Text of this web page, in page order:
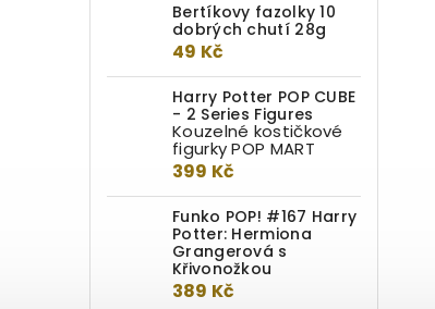
Bertíkovy fazolky 10
dobrých chutí 28g
49 Kč
Harry Potter POP CUBE
- 2 Series Figures
Kouzelné kostičkové
figurky POP MART
399 Kč
Funko POP! #167 Harry
Potter: Hermiona
Grangerová s
Křivonožkou
389 Kč
Hůlka Harry Potter
Celebration wand Patronus
Charm
1 399 Kč
Do kotlíku
Limitovaná edice sběratelské
hůlky Harry Potter™ inspirovaná
kouzlem Patronus, doplněná
stříbrným...